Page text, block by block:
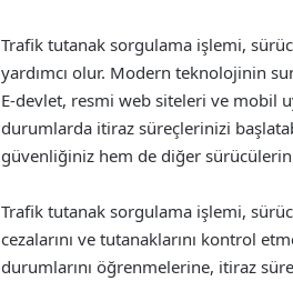
Trafik tutanak sorgulama işlemi,
yardımcı olur. Modern teknolojinin
E-devlet, resmi web siteleri ve mobil
durumlarda itiraz süreçlerinizi
güvenliğiniz hem de diğer
Trafik tutanak sorgulama işlemi,
cezalarını ve tutanaklarını kontrol
durumlarını öğrenmelerine, itiraz